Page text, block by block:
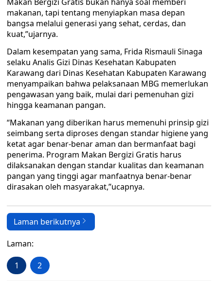
makanan, tapi tentang menyiapkan masa depan
bangsa melalui generasi yang sehat, cerdas, dan
kuat,”ujarnya.
Dalam kesempatan yang sama, Frida Rismauli Sinaga
selaku Analis Gizi Dinas Kesehatan Kabupaten
Karawang dari Dinas Kesehatan Kabupaten Karawang
menyampaikan bahwa pelaksanaan MBG memerlukan
pengawasan yang baik, mulai dari pemenuhan gizi
hingga keamanan pangan.
“Makanan yang diberikan harus memenuhi prinsip gizi
seimbang serta diproses dengan standar higiene yang
ketat agar benar-benar aman dan bermanfaat bagi
penerima. Program Makan Bergizi Gratis harus
dilaksanakan dengan standar kualitas dan keamanan
pangan yang tinggi agar manfaatnya benar-benar
dirasakan oleh masyarakat,”ucapnya.
Laman berikutnya
Laman:
1 2